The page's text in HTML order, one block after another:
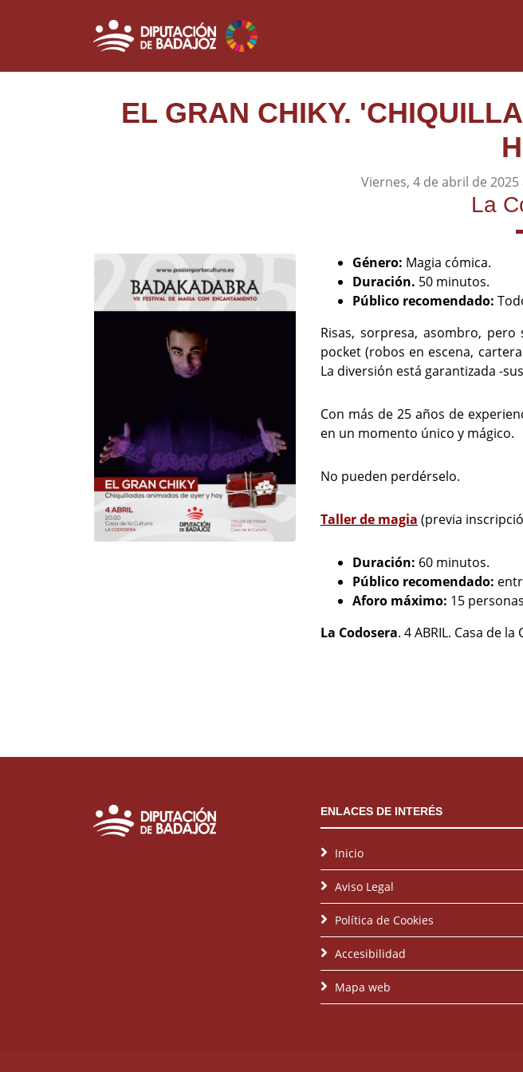
EL GRAN CHIKY.
Viernes, 4 de abril de
La
Género: Magia cómica.
Duración. 50 minutos.
Público recomendado:
Risas, sorpresa, asombro,
pocket (robos en escena,
La diversión está garantizada -
Con más de 25 años de
en un momento único y mágico.
No pueden perdérselo.
Taller de magia (previa
Duración: 60 minutos.
Público recomendado:
Aforo máximo: 15
La Codosera. 4 ABRIL. Casa de
ENLACES DE INTERÉS
Inicio
Aviso Legal
Política de Cookies
Accesibilidad
Mapa web